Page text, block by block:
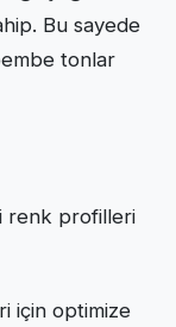
Bu sayede
tonlar
renk profilleri
için optimize